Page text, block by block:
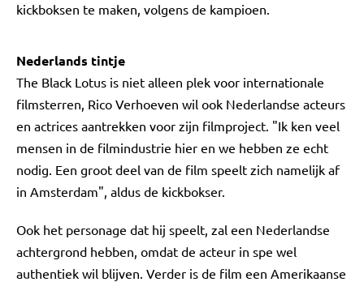
kickboksen te maken, volgens de kampioen.
Nederlands tintje
The Black Lotus is niet alleen plek voor internationale
filmsterren, Rico Verhoeven wil ook Nederlandse acteurs
en actrices aantrekken voor zijn filmproject. "Ik ken veel
mensen in de filmindustrie hier en we hebben ze echt
nodig. Een groot deel van de film speelt zich namelijk af
in Amsterdam", aldus de kickbokser.
Ook het personage dat hij speelt, zal een Nederlandse
achtergrond hebben, omdat de acteur in spe wel
authentiek wil blijven. Verder is de film een Amerikaanse